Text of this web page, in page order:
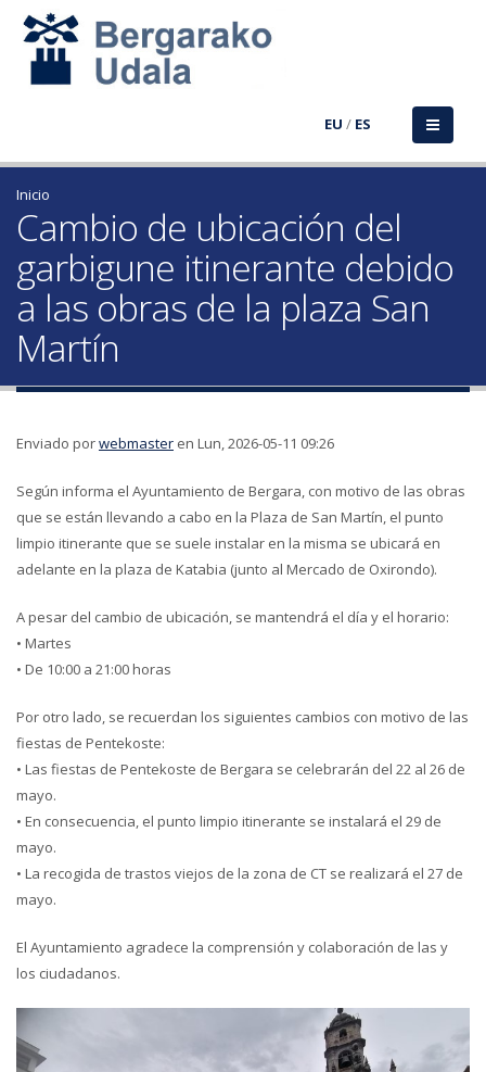
EU / ES
Inicio
Cambio de ubicación del
garbigune itinerante debido
a las obras de la plaza San
Martín
Enviado porwebmaster en Lun, 2026-05-11 09:26
Según informa el Ayuntamiento de Bergara, con motivo de las obras
que se están llevando a cabo en la Plaza de San Martín, el punto
limpio itinerante que se suele instalar en la misma se ubicará en
adelante en la plaza de Katabia (junto al Mercado de Oxirondo).
A pesar del cambio de ubicación, se mantendrá el día y el horario:
• Martes
• De 10:00 a 21:00 horas
Por otro lado, se recuerdan los siguientes cambios con motivo de las
fiestas de Pentekoste:
• Las fiestas de Pentekoste de Bergara se celebrarán del 22 al 26 de
mayo.
• En consecuencia, el punto limpio itinerante se instalará el 29 de
mayo.
• La recogida de trastos viejos de la zona de CT se realizará el 27 de
mayo.
El Ayuntamiento agradece la comprensión y colaboración de las y
los ciudadanos.